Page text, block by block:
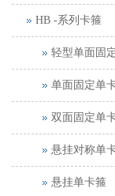
HB -系列卡箍
轻型单面固
单面固定单
双面固定单
悬挂对称单
悬挂单卡箍